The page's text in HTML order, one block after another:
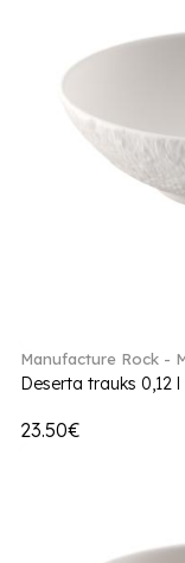
Manufacture Rock -
Deserta trauks 0,12 l
23.50€